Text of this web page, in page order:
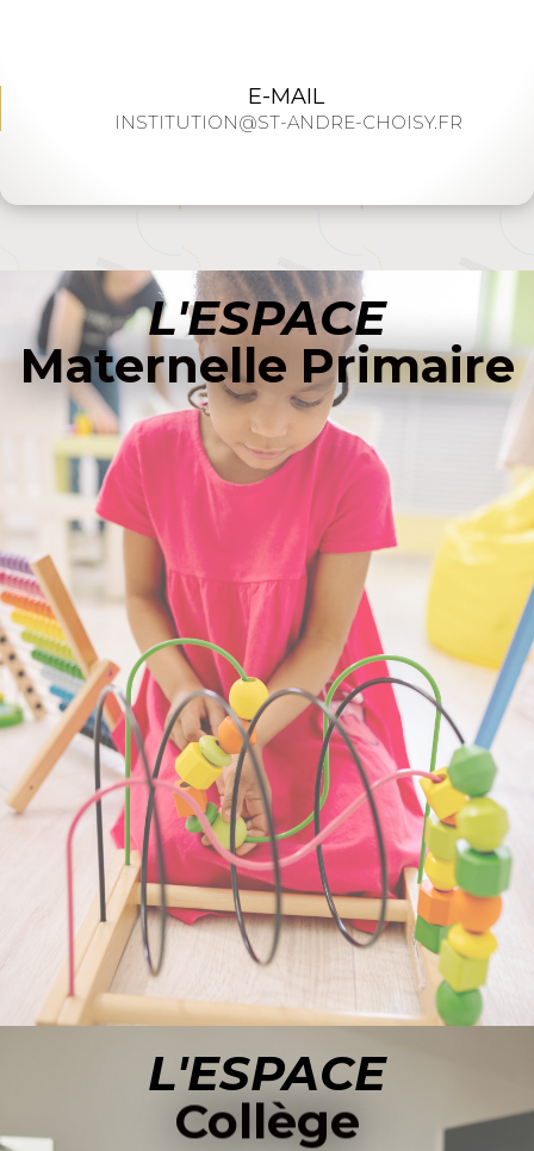
E-MAIL
INSTITUTION@ST-ANDRE-CHOISY.FR
L'ESPACE
Maternelle Primaire
ACCÉDER
L'ESPACE
Collège